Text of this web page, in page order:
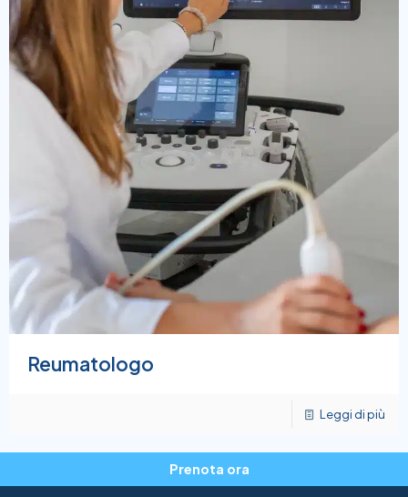
Reumatologo
Leggi di più
Prenota ora